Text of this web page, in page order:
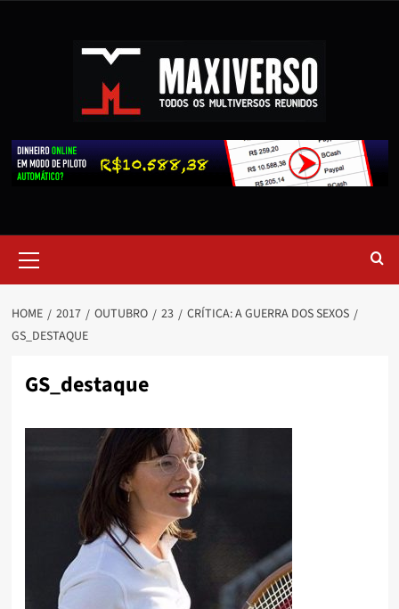
HOME 2017 OUTUBRO 23
CRÍTICA: A GUERRA DOS SEXOS
GS_DESTAQUE
GS_destaque